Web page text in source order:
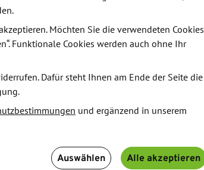
Ort sein:
/ Ronny Krönert,
KMU im ländlichen
Dresden
Möchten Sie die verwendeten Cookies
Funktionale Cookies werden auch ohne Ihr
Dafür steht Ihnen am Ende der Seite die
und ergänzend in unserem
Auswählen Alle akzeptieren